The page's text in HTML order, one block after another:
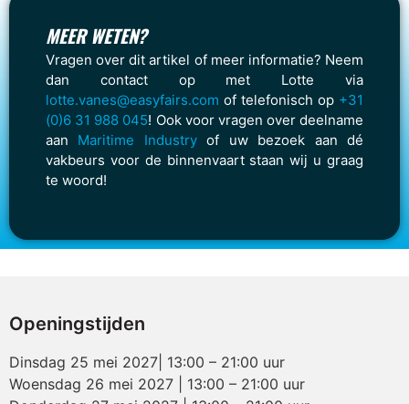
MEER WETEN?
Vragen over dit artikel of meer informatie? Neem
dan contact op met Lotte via
lotte.vanes@easyfairs.com of telefonisch op +31
(0)6 31 988 045! Ook voor vragen over deelname
aan Maritime Industryof uw bezoek aan dé
vakbeurs voor de binnenvaart staan wij u graag
te woord!
Openingstijden
Dinsdag 25 mei 2027| 13:00 – 21:00 uur
Woensdag 26 mei 2027 | 13:00 – 21:00 uur